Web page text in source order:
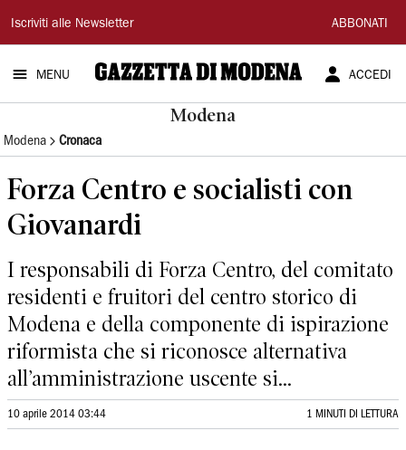
Gazzetta
di
Modena
Iscriviti alle Newsletter ABBONATI
MENU ACCEDI
Modena
Modena Cronaca
Forza Centro e socialisti con
Giovanardi
I responsabili di Forza Centro, del comitato
residenti e fruitori del centro storico di
Modena e della componente di ispirazione
riformista che si riconosce alternativa
all’amministrazione uscente si...
10 aprile 2014 03:44 1 MINUTI DI LETTURA